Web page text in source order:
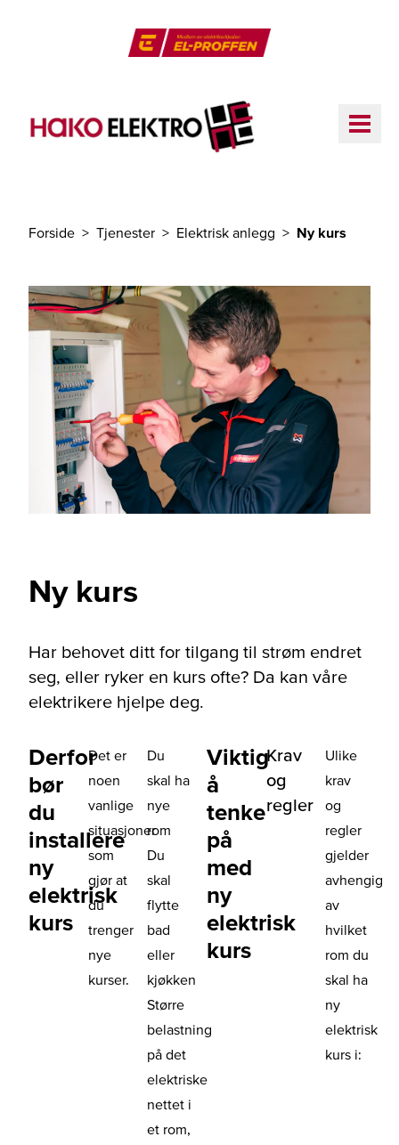
Forside Tjenester Elektrisk anlegg Ny kurs
Ny kurs
Har behovet ditt for tilgang til strøm endret
seg, eller ryker en kurs ofte? Da kan våre
elektrikere hjelpe deg.
Derfor
bør
du
installere
ny
elektrisk
kurs
Det er
noen
vanlige
situasjoner
som
gjør at
du
trenger
nye
kurser.
Du
skal ha
nye
rom
Du
skal
flytte
bad
eller
kjøkken
Større
belastning
på det
elektriske
nettet i
et rom,
Viktig
å
tenke
på
med
ny
elektrisk
kurs
Krav
og
regler
Ulike
krav
og
regler
gjelder
avhengig
av
hvilket
rom du
skal ha
ny
elektrisk
kurs i: